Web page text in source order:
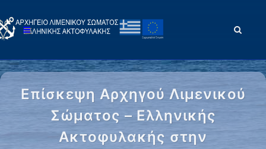
Επίσκεψη Αρχηγού Λιμενικού
Σώματος – Ελληνικής
Ακτοφυλακής στην